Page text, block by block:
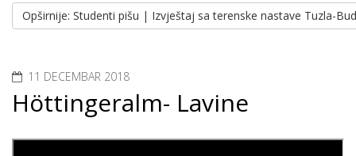
Opširnije: Studenti pišu | Izvještaj sa terenske nastave Tuzla-
11 DECEMBAR 2018
Höttingeralm- Lavine